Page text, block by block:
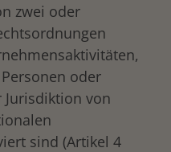
zwei oder
oder
von
sind (Artikel 4